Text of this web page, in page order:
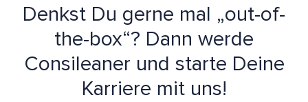
Denkst Du gerne mal „out-of-
the-box“? Dann werde
Consileaner und starte Deine
Karriere mit uns!